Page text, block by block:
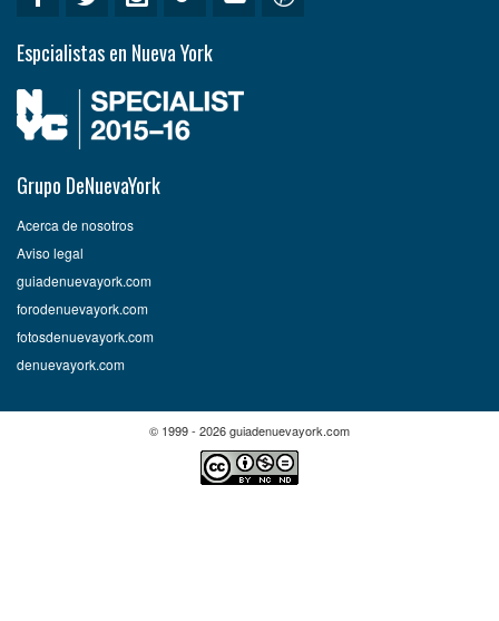
Espcialistas en Nueva York
Grupo DeNuevaYork
Acerca de nosotros
Aviso legal
guiadenuevayork.com
forodenuevayork.com
fotosdenuevayork.com
denuevayork.com
© 1999 - 2026 guiadenuevayork.com